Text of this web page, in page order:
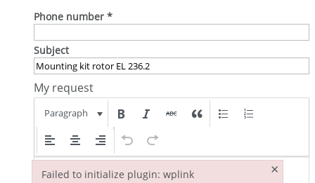
Phone number *
Subject
My request
Paragraph
Failed to initialize plugin: wplink ×